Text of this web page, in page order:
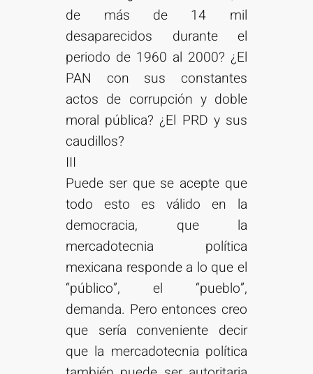
de más de 14 mil
desaparecidos durante el
periodo de 1960 al 2000? ¿El
PAN con sus constantes
actos de corrupción y doble
moral pública? ¿El PRD y sus
caudillos?
III
Puede ser que se acepte que
todo esto es válido en la
democracia, que la
mercadotecnia política
mexicana responde a lo que el
“público”, el “pueblo”,
demanda. Pero entonces creo
que sería conveniente decir
que la mercadotecnia política